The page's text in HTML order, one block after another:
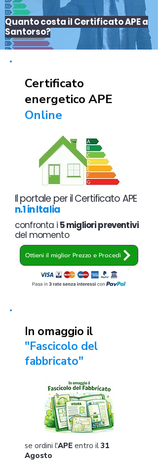
Quanto costa il Certificato APE a
Santorso?
Certificato
energetico APE
Online
Il portale per il Certificato APE
n.1 in Italia
confronta i 5 migliori preventivi
del momento
Ottieni il miglior Prezzo e Procedi
In omaggio il
"Fascicolo del
fabbricato"
se ordini l'APE entro il 31
Agosto